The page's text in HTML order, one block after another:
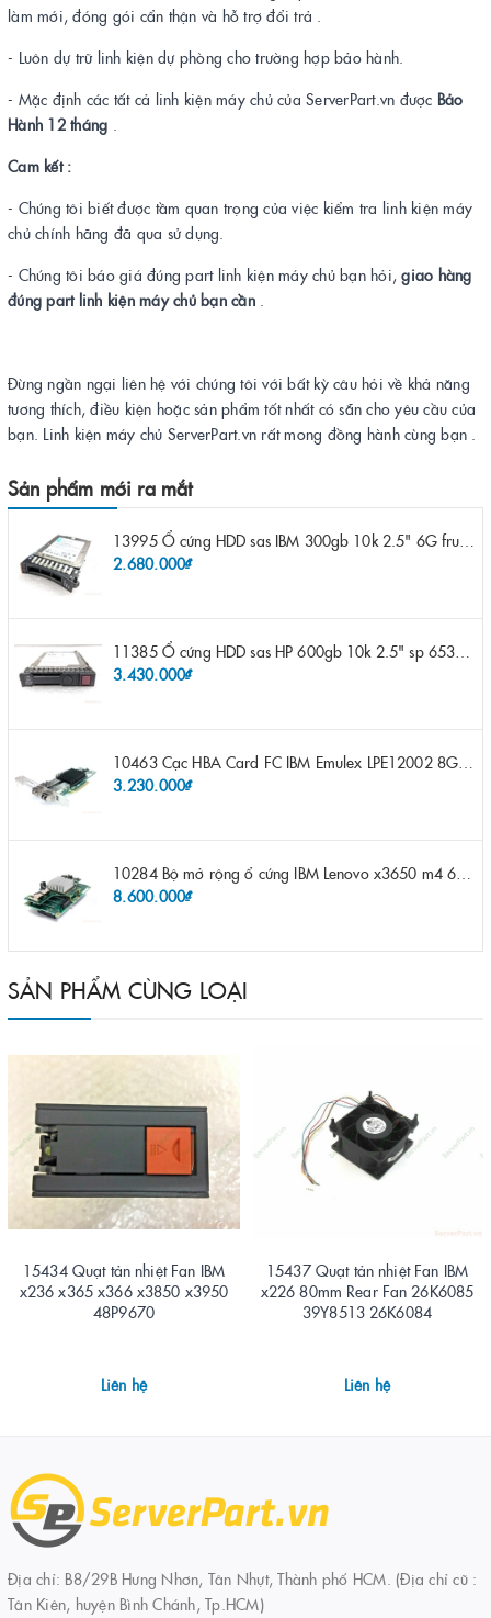
làm mới, đóng gói cẩn thận và hỗ trợ đổi trả .
- Luôn dự trữ linh kiện dự phòng cho trường hợp bảo hành.
- Mặc định các tất cả linh kiện máy chủ của ServerPart.vn được Bảo
Hành 12 tháng .
Cam kết :
- Chúng tôi biết được tầm quan trọng của việc kiểm tra linh kiện máy
chủ chính hãng đã qua sử dụng.
- Chúng tôi báo giá đúng part linh kiện máy chủ bạn hỏi,giao hàng
đúng part linh kiện máy chủ bạn cần.
Đừng ngần ngại liên hệ với chúng tôi với bất kỳ câu hỏi về khả năng
tương thích, điều kiện hoặc sản phẩm tốt nhất có sẵn cho yêu cầu của
bạn. Linh kiện máy chủ ServerPart.vn rất mong đồng hành cùng bạn .
Sản phẩm mới ra mắt
13995 Ổ cứng HDD sas IBM 300gb 10k 2.5" 6G fru 44W2265 opt 44W2264 pn 44W2268 ST9300503SS
2.680.000₫
11385 Ổ cứng HDD sas HP 600gb 10k 2.5" sp 653957-001 pn 619286-003 pn 641552-003 pn 689287-003 652583-B21
3.430.000₫
10463 Cạc HBA Card FC IBM Emulex LPE12002 8Gb 2 port FC SFP fru 42D0500 pn 42D0496 opt 42D0494 LPE12002
3.230.000₫
10284 Bộ mở rộng ổ cứng IBM Lenovo x3650 m4 69Y5319 8x 2.5" HS HDD Assembly Kit with Expander
8.600.000₫
SẢN PHẨM CÙNG LOẠI
15434 Quạt tản nhiệt Fan IBM
x236 x365 x366 x3850 x3950
48P9670
Liên hệ
15437 Quạt tản nhiệt Fan IBM
x226 80mm Rear Fan 26K6085
39Y8513 26K6084
Liên hệ
Địa chỉ: B8/29B Hưng Nhơn, Tân Nhựt, Thành phố HCM. (Địa chỉ cũ :
Tân Kiên, huyện Bình Chánh, Tp.HCM)